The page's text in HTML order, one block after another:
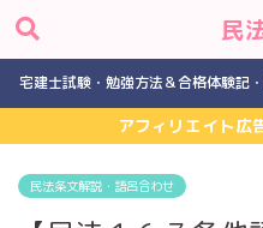
民
宅建士試験・勉強方法＆合格体験記
アフィリエイト広
民法条文解説・語呂合わせ